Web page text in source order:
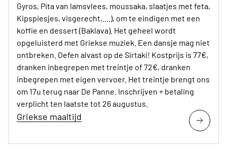
Gyros, Pita van lamsvlees, moussaka, slaatjes met feta,
Kipspiesjes, visgerecht,....), om te eindigen met een
koffie en dessert (Baklava). Het geheel wordt
opgeluisterd met Griekse muziek. Een dansje mag niet
ontbreken. Oefen alvast op de Sirtaki! Kostprijs is 77€,
dranken inbegrepen met treintje of 72€, dranken
inbegrepen met eigen vervoer. Het treintje brengt ons
om 17u terug naar De Panne. Inschrijven + betaling
verplicht ten laatste tot 26 augustus.
Griekse maaltijd